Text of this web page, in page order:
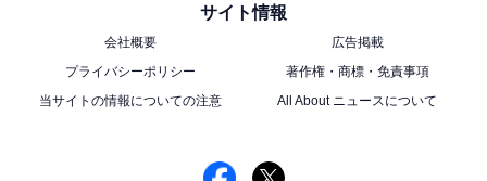
サイト情報
会社概要
広告掲載
プライバシーポリシー
著作権・商標・免責事項
当サイトの情報についての注意
All About ニュースについて